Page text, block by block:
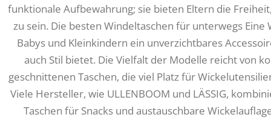
funktionale Aufbewahrung; sie bieten Eltern die
zu sein. Die besten Windeltaschen für unterwegs
Babys und Kleinkindern ein unverzichtbares
auch Stil bietet. Die Vielfalt der Modelle reicht von
geschnittenen Taschen, die viel Platz für
Viele Hersteller, wie ULLENBOOM und LÄSSIG,
Taschen für Snacks und austauschbare